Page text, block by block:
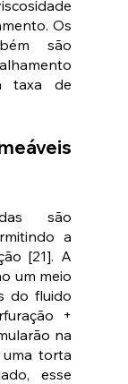
Os
são
taxa de
são
a
[21]. A
um meio
do fluido
+
na
torta
esse